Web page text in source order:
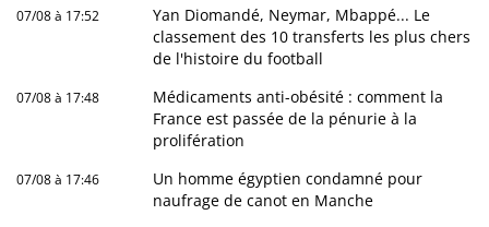
07/08 à 17:52
Yan Diomandé, Neymar, Mbappé... Le
classement des 10 transferts les plus chers
de l'histoire du football
07/08 à 17:48
Médicaments anti-obésité : comment la
France est passée de la pénurie à la
prolifération
07/08 à 17:46
Un homme égyptien condamné pour
naufrage de canot en Manche